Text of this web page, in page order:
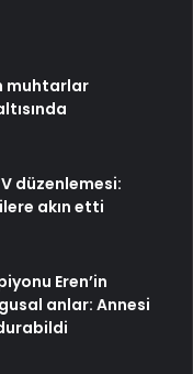
muhtarlar
düzenlemesi:
akın etti
Eren’in
anlar: Annesi